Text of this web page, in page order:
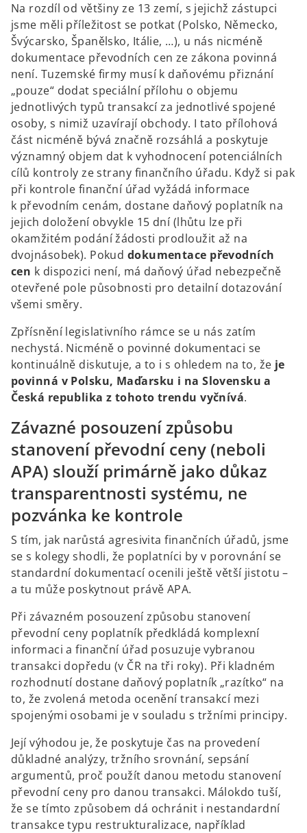
Na rozdíl od většiny ze 13 zemí, s jejichž zástupci
jsme měli příležitost se potkat (Polsko, Německo,
Švýcarsko, Španělsko, Itálie, …), u nás nicméně
dokumentace převodních cen ze zákona povinná
není. Tuzemské firmy musí k daňovému přiznání
„pouze“ dodat speciální přílohu o objemu
jednotlivých typů transakcí za jednotlivé spojené
osoby, s nimiž uzavírají obchody. I tato přílohová
část nicméně bývá značně rozsáhlá a poskytuje
významný objem dat k vyhodnocení potenciálních
cílů kontroly ze strany finančního úřadu. Když si pak
při kontrole finanční úřad vyžádá informace
k převodním cenám, dostane daňový poplatník na
jejich doložení obvykle 15 dní (lhůtu lze při
okamžitém podání žádosti prodloužit až na
dvojnásobek). Pokud dokumentace převodních
cen k dispozici není, má daňový úřad nebezpečně
otevřené pole působnosti pro detailní dotazování
všemi směry.
Zpřísnění legislativního rámce se u nás zatím
nechystá. Nicméně o povinné dokumentaci se
kontinuálně diskutuje, a to i s ohledem na to, že je
povinná v Polsku, Maďarsku i na Slovensku a
Česká republika z tohoto trendu vyčnívá.
Závazné posouzení způsobu
stanovení převodní ceny (neboli
APA) slouží primárně jako důkaz
transparentnosti systému, ne
pozvánka ke kontrole
S tím, jak narůstá agresivita finančních úřadů, jsme
se s kolegy shodli, že poplatníci by v porovnání se
standardní dokumentací ocenili ještě větší jistotu –
a tu může poskytnout právě APA.
Při závazném posouzení způsobu stanovení
převodní ceny poplatník předkládá komplexní
informaci a finanční úřad posuzuje vybranou
transakci dopředu (v ČR na tři roky). Při kladném
rozhodnutí dostane daňový poplatník „razítko“ na
to, že zvolená metoda ocenění transakcí mezi
spojenými osobami je v souladu s tržními principy.
Její výhodou je, že poskytuje čas na provedení
důkladné analýzy, tržního srovnání, sepsání
argumentů, proč použít danou metodu stanovení
převodní ceny pro danou transakci. Málokdo tuší,
že se tímto způsobem dá ochránit i nestandardní
transakce typu restrukturalizace, například